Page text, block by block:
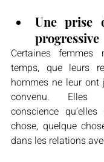
Une prise
progressive
Certaines femmes
temps, que leurs
hommes ne leur ont
convenu. Elles
conscience
chose, quelque
dans les relations